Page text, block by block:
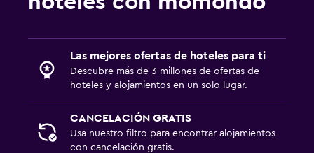
Aire libre
Muebles de exterior
Chimenea exterior
Playa privada
Las mejores ofertas de hoteles para ti
Descubre más de 3 millones de ofertas de
hoteles y alojamientos en un solo lugar.
CANCELACIÓN GRATIS
Usa nuestro filtro para encontrar alojamientos
con cancelación gratis.